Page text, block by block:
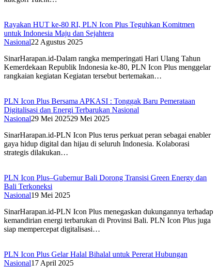
Rayakan HUT ke-80 RI, PLN Icon Plus Teguhkan Komitmen
untuk Indonesia Maju dan Sejahtera
Nasional22 Agustus 2025
SinarHarapan.id-Dalam rangka memperingati Hari Ulang Tahun
Kemerdekaan Republik Indonesia ke-80, PLN Icon Plus menggelar
rangkaian kegiatan Kegiatan tersebut bertemakan…
PLN Icon Plus Bersama APKASI : Tonggak Baru Pemerataan
Digitalisasi dan Energi Terbarukan Nasional
Nasional29 Mei 202529 Mei 2025
SinarHarapan.id-PLN Icon Plus terus perkuat peran sebagai enabler
gaya hidup digital dan hijau di seluruh Indonesia. Kolaborasi
strategis dilakukan…
PLN Icon Plus–Gubernur Bali Dorong Transisi Green Energy dan
Bali Terkoneksi
Nasional19 Mei 2025
SinarHarapan.id-PLN Icon Plus menegaskan dukungannya terhadap
kemandirian energi terbarukan di Provinsi Bali. PLN Icon Plus juga
siap mempercepat digitalisasi…
PLN Icon Plus Gelar Halal Bihalal untuk Pererat Hubungan
Nasional17 April 2025